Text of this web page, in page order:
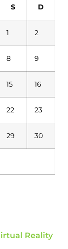
S D
1 2
8 9
15 16
22 23
29 30
Reality